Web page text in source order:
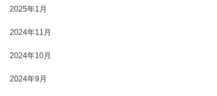
2025年1月
2024年11月
2024年10月
2024年9月